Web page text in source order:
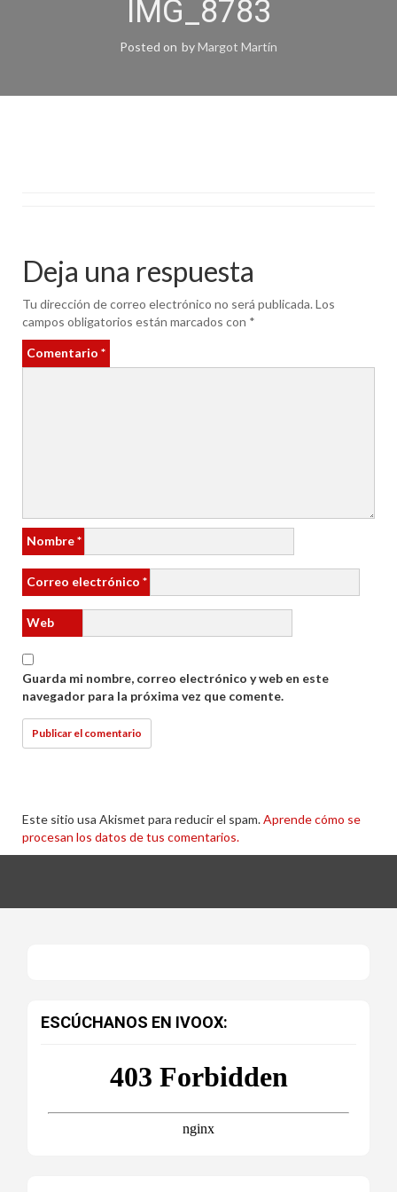
IMG_8783
Posted on byMargot Martín
Deja una respuesta
Tu dirección de correo electrónico no será publicada.Los
campos obligatorios están marcados con *
Comentario *
Nombre*
Correo electrónico *
Web
Guarda mi nombre, correo electrónico y web en este
navegador para la próxima vez que comente.
Este sitio usa Akismet para reducir el spam.Aprende cómo se
procesan los datos de tus comentarios.
ESCÚCHANOS EN IVOOX: